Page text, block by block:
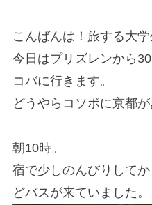
こんばんは！旅する大学
今日はプリズレンから
コバに行きます。
どうやらコソボに京都が
朝10時。
宿で少しのんびりして
どバスが来ていました。